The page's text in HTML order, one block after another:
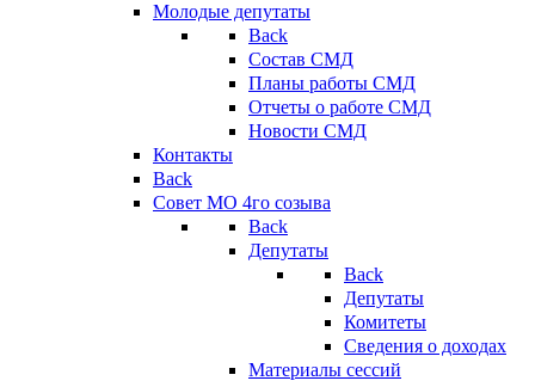
Молодые депутаты
Back
Состав СМД
Планы работы СМД
Отчеты о работе СМД
Новости СМД
Контакты
Back
Совет МО 4го созыва
Back
Депутаты
Back
Депутаты
Комитеты
Сведения о доходах
Материалы сессий